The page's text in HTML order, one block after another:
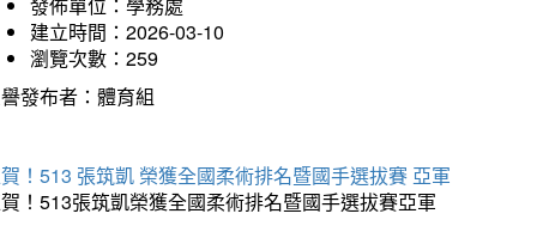
建立時間：2026-03-10
瀏覽次數：259
發布者：體育組
！513 張筑凱 榮獲全國柔術排名暨國手選拔賽 亞軍
！513張筑凱榮獲全國柔術排名暨國手選拔賽亞軍